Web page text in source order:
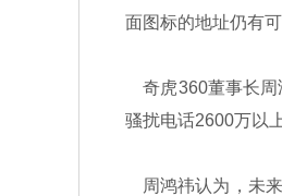
面图标的地址仍有
奇虎360董事长周
骚扰电话2600万以上
周鸿祎认为，未来